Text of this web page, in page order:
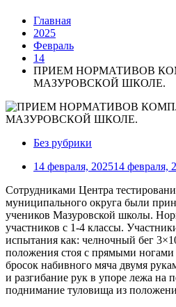
Главная
2025
Февраль
14
ПРИЕМ НОРМАТИВОВ
МАЗУРОВСКОЙ ШКОЛЕ.
Без рубрики
14 февраля, 202514 февраля,
Сотрудниками Центра
муниципального округа были
учеников Мазуровской школы.
участников с 1-4 классы.
испытания как: челночный бег
положения стоя с прямыми ногами
бросок набивного мяча двумя
и разгибание рук в упоре лежа на
поднимание туловища из